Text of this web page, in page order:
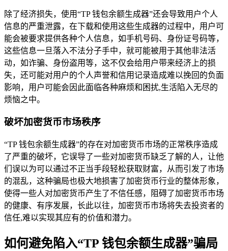
除了经济损失，使用“TP 钱包余额生成器”还会导致用户个人
信息的严重泄露，在下载和使用这些生成器的过程中，用户可
能会被要求提供各种个人信息，如手机号码、身份证号码等，
这些信息一旦落入不法分子手中，就可能被用于其他非法活
动，如诈骗、身份盗用等，这不仅会给用户带来经济上的损
失，还可能对用户的个人声誉和信用记录造成难以挽回的负面
影响，用户可能会因此面临各种麻烦和困扰,生活陷入无尽的
烦恼之中。
破坏加密货币市场秩序
“TP 钱包余额生成器”的存在对加密货币市场的正常秩序造成
了严重的破坏，它误导了一些对加密货币缺乏了解的人，让他
们误以为可以通过不正当手段轻松获取财富，从而引发了市场
的混乱，这种骗局也极大地损害了加密货币行业的整体形象，
使得一些人对加密货币产生了不信任感，阻碍了加密货币市场
的健康、有序发展，长此以往，加密货币市场将失去投资者的
信任,难以实现其应有的价值和潜力。
如何避免陷入“TP 钱包余额生成器”骗局